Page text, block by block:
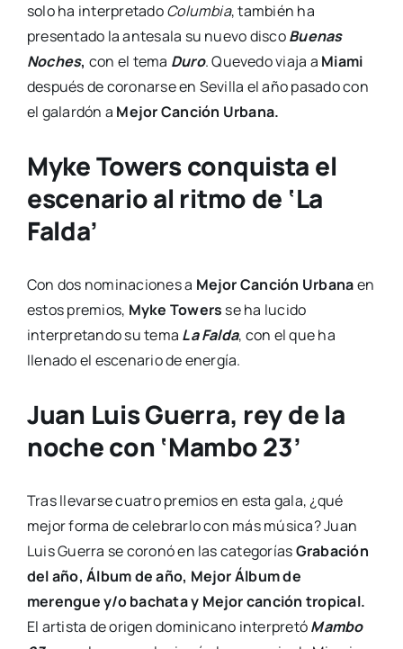
solo ha interpretadoColumbia, también ha
presentado la antesala su nuevo discoBuenas
Noches, con el tema Duro. Quevedo viaja a Miami
después de coronarse en Sevilla el año pasado con
el galardón a Mejor Canción Urbana.
Myke Towers conquista el
escenario al ritmo de ‘La
Falda’
Con dos nominaciones a Mejor Canción Urbanaen
estos premios, Myke Towers se ha lucido
interpretando su tema La Falda, con el que ha
llenado el escenario de energía.
Juan Luis Guerra, rey de la
noche con ‘Mambo 23’
Tras llevarse cuatro premios en esta gala, ¿qué
mejor forma de celebrarlo con más música? Juan
Luis Guerra se coronó en las categoríasGrabación
del año, Álbum de año, Mejor Álbum de
merengue y/o bachata y Mejor canción tropical.
El artista de origen dominicano interpretóMambo